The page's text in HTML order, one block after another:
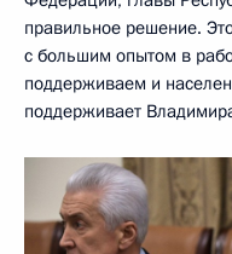
правильное решение.
с большим опытом в
поддерживаем и
поддерживает